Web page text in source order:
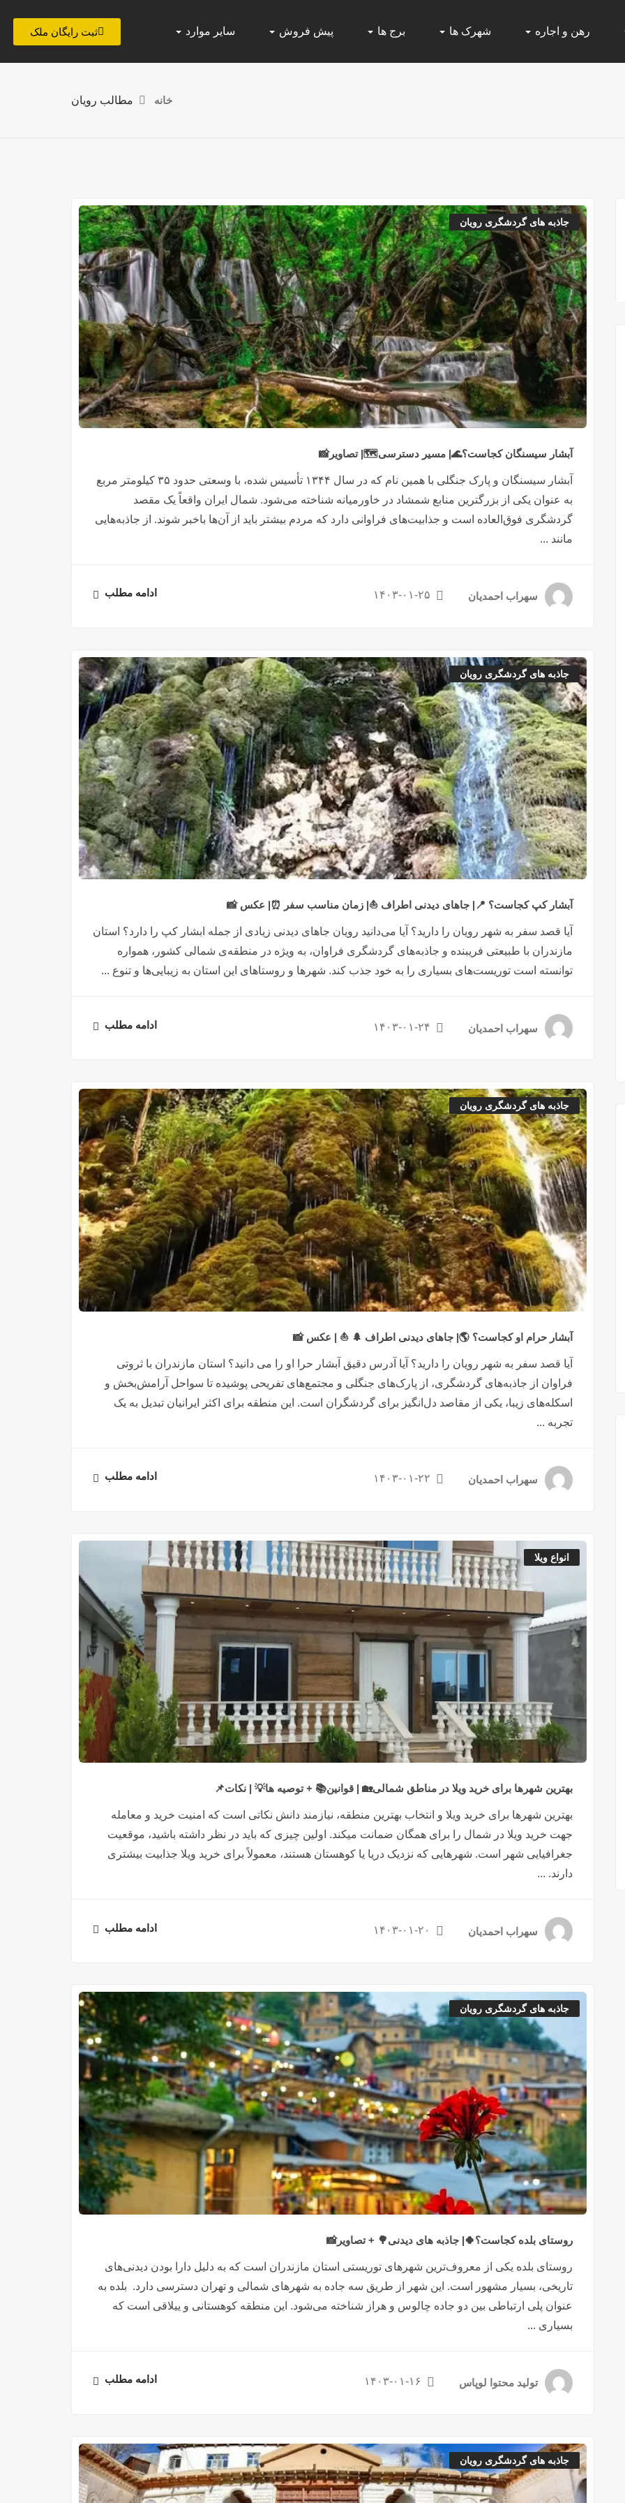
رهن و اجاره شهرک ها برج ها پیش فروش سایر موارد ثبت رایگان ملک
خانه مطالب رویان
جاذبه های گردشگری رویان
آبشار سیسنگان کجاست؟🌊| مسیر دسترسی🗺️| تصاویر📸
آبشار سیسنگان و پارک جنگلی با همین نام که در سال ۱۳۴۴ تأسیس شده، با وسعتی حدود ۳۵ کیلومتر مربع
به عنوان یکی از بزرگترین منابع شمشاد در خاورمیانه شناخته می‌شود. شمال ایران واقعاً یک مقصد
گردشگری فوق‌العاده است و جذابیت‌های فراوانی دارد که مردم بیشتر باید از آن‌ها باخبر شوند. از جاذبه‌هایی
مانند ...
سهراب احمدیان ۱۴۰۳-۰۱-۲۵ ادامه مطلب
جاذبه های گردشگری رویان
آبشار کپ کجاست؟ 📍| جاهای دیدنی اطراف ⛵| زمان مناسب سفر ⏰| عکس 📸
آیا قصد سفر به شهر رویان را دارید؟ آیا می‌دانید رویان جاهای دیدنی زیادی از جمله ابشار کپ را دارد؟ استان
مازندران با طبیعتی فریبنده و جاذبه‌های گردشگری فراوان، به ویژه در منطقه‌ی شمالی کشور، همواره
توانسته است توریست‌های بسیاری را به خود جذب کند. شهرها و روستاهای این استان به زیبایی‌ها و تنوع ...
سهراب احمدیان ۱۴۰۳-۰۱-۲۴ ادامه مطلب
جاذبه های گردشگری رویان
آبشار حرام او کجاست؟ 🌎| جاهای دیدنی اطراف 🌲 ⛵ | عکس 📸
آیا قصد سفر به شهر رویان را دارید؟ آیا آدرس دقیق آبشار حرا او را می دانید؟ استان مازندران با ثروتی
فراوان از جاذبه‌های گردشگری، از پارک‌های جنگلی و مجتمع‌های تفریحی پوشیده تا سواحل آرامش‌بخش و
اسکله‌های زیبا، یکی از مقاصد دل‌انگیز برای گردشگران است. این منطقه برای اکثر ایرانیان تبدیل به یک
تجربه ...
سهراب احمدیان ۱۴۰۳-۰۱-۲۲ ادامه مطلب
انواع ویلا
بهترین شهرها برای خرید ویلا در مناطق شمالی🏡 | قوانین📚 + توصیه ها💡 | نکات📌
بهترین شهرها برای خرید ویلا و انتخاب بهترین منطقه، نیازمند دانش نکاتی است که امنیت خرید و معامله
جهت خرید ویلا در شمال را برای همگان ضمانت میکند. اولین چیزی که باید در نظر داشته باشید، موقعیت
جغرافیایی شهر است. شهرهایی که نزدیک دریا یا کوهستان هستند، معمولاً برای خرید ویلا جذابیت بیشتری
دارند. ...
سهراب احمدیان ۱۴۰۳-۰۱-۲۰ ادامه مطلب
جاذبه های گردشگری رویان
روستای بلده کجاست؟🍀| جاذبه های دیدنی🌳 + تصاویر📸
روستای بلده یکی از معروف‌ترین شهرهای توریستی استان مازندران است که به دلیل دارا بودن دیدنی‌های
تاریخی، بسیار مشهور است. این شهر از طریق سه جاده به شهرهای شمالی و تهران دسترسی دارد. بلده به
عنوان پلی ارتباطی بین دو جاده چالوس و هراز شناخته می‌شود. این منطقه کوهستانی و ییلاقی است که
بسیاری ...
تولید محتوا لوپاس ۱۴۰۳-۰۱-۱۶ ادامه مطلب
جاذبه های گردشگری رویان